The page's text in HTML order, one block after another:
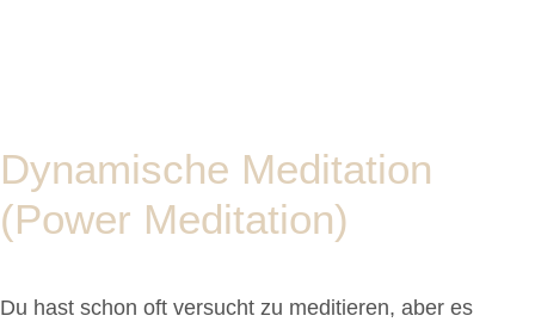
Dynamische Meditation
(Power Meditation)
Du hast schon oft versucht zu meditieren, aber es